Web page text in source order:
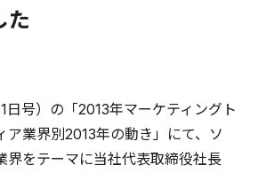
た
1日号）の「2013年マーケティングト
業界別2013年の動き」にて、ソ
界をテーマに当社代表取締役社長